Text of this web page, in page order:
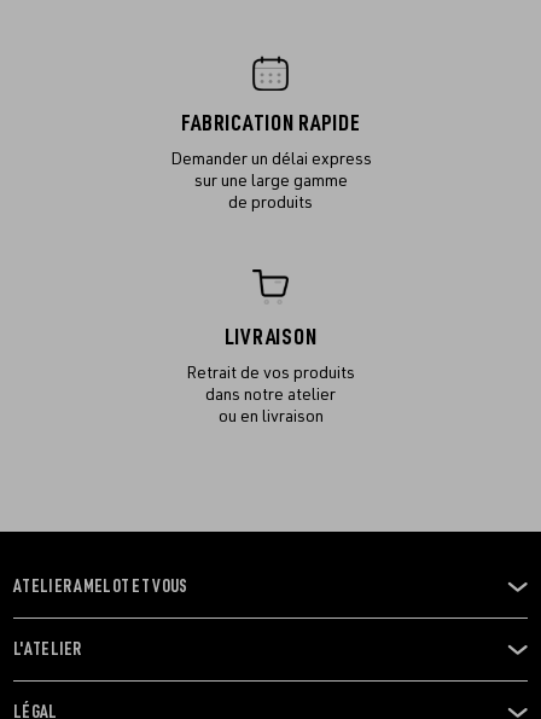
FABRICATION RAPIDE
Demander un délai express
sur une large gamme
de produits
LIVRAISON
Retrait de vos produits
dans notre atelier
ou en livraison
OUVRIR
LE
MENU
ATELIER AMELOT ET VOUS
OUVRIR
LE
MENU
L'ATELIER
LÉGAL